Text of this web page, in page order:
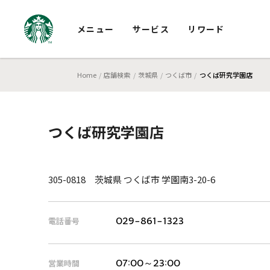
メニュー サービス リワード
Home 店舗検索 茨城県 つくば市 つくば研究学園店
つくば研究学園店
305-0818 茨城県 つくば市 学園南3-20-6
電話番号 029-861-1323
営業時間 07:00～23:00